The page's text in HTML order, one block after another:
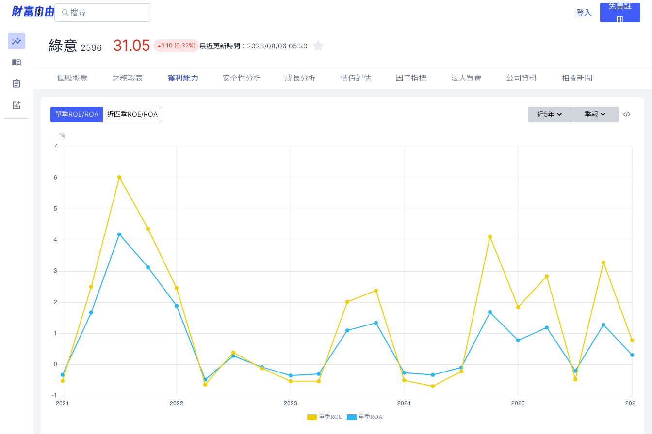
登入
免費註
冊
綠意 2596 31.05 0.10 (0.32%) 最近更新時間： 2026/08/06 05:30
個股概覽 財務報表 獲利能力 安全性分析 成長分析 價值評估 因子指標 法人買賣 公司資料 相關新聞
單季ROE/ROA 近四季ROE/ROA 近5年 季報
單季ROE 單季ROA